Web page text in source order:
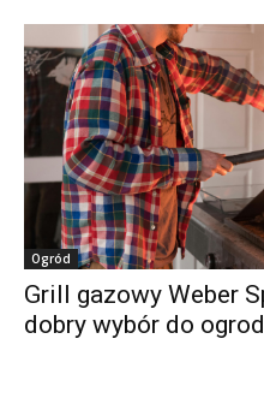
Ogród
Grill gazowy Weber
dobry wybór do